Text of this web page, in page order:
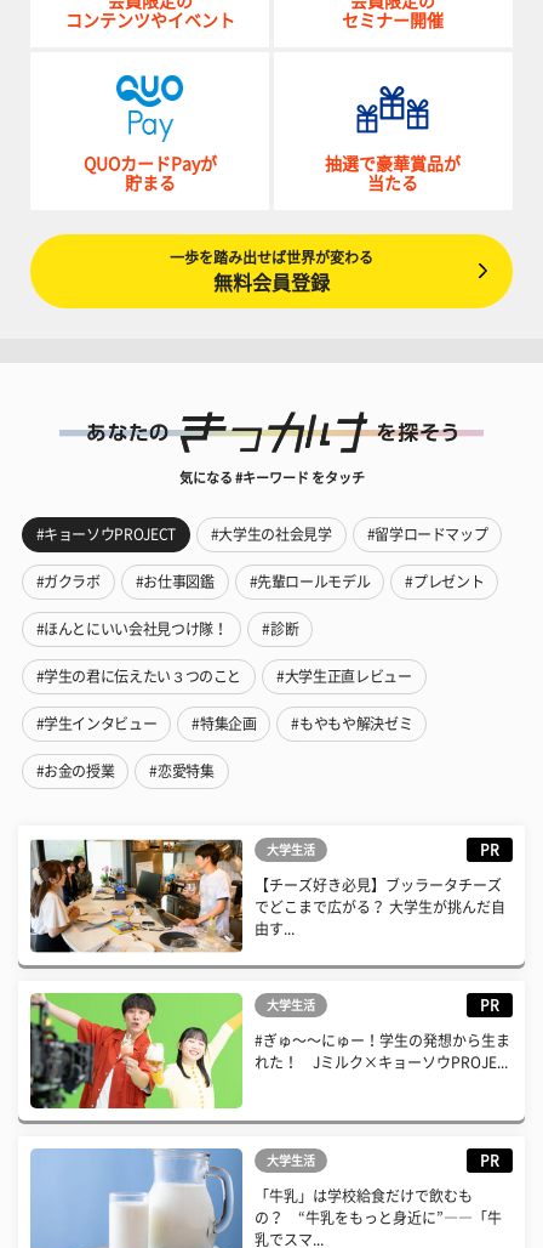
コンテンツやイベント
セミナー開催
QUOカードPayが
貯まる
抽選で豪華賞品が
当たる
一歩を踏み出せば世界が変わる
無料会員登録
気になる #キーワード をタッチ
#キョーソウPROJECT #大学生の社会見学 #留学ロードマップ
#ガクラボ #お仕事図鑑 #先輩ロールモデル #プレゼント
#ほんとにいい会社見つけ隊！ #診断
#学生の君に伝えたい３つのこと #大学生正直レビュー
#学生インタビュー #特集企画 #もやもや解決ゼミ
#お金の授業 #恋愛特集
大学生活 PR
【チーズ好き必見】ブッラータチーズ
でどこまで広がる？ 大学生が挑んだ自
由す...
大学生活 PR
#ぎゅ〜〜にゅー！学生の発想から生ま
れた！ Jミルク×キョーソウPROJE...
大学生活 PR
「牛乳」は学校給食だけで飲むも
の？ “牛乳をもっと身近に”――「牛
乳でスマ...